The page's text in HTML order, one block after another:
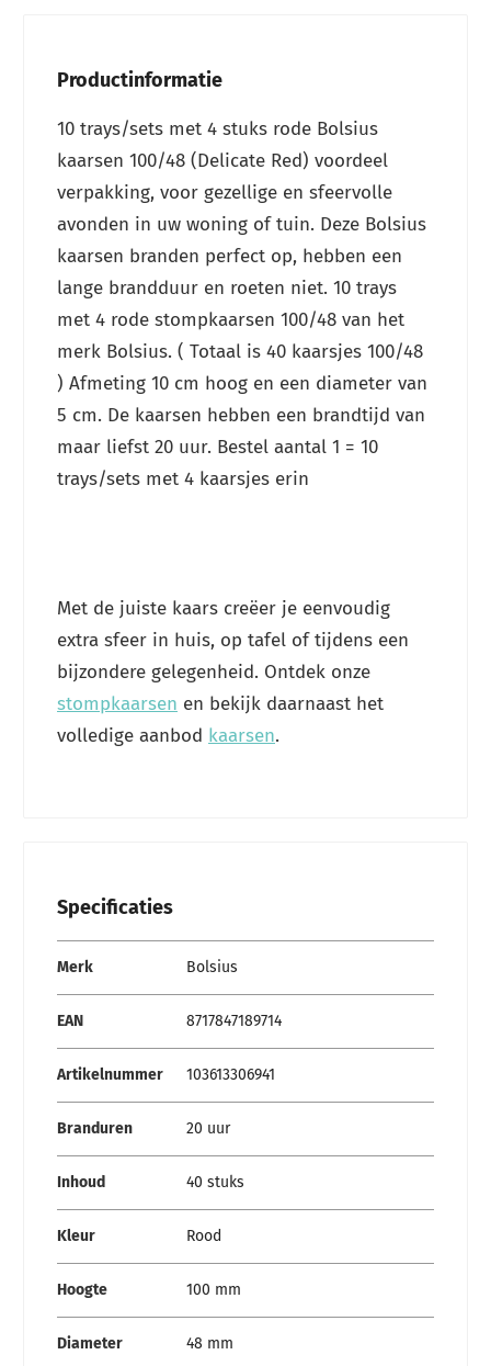
Productinformatie
10 trays/sets met 4 stuks rode Bolsius
kaarsen 100/48 (Delicate Red) voordeel
verpakking, voor gezellige en sfeervolle
avonden in uw woning of tuin. Deze Bolsius
kaarsen branden perfect op, hebben een
lange brandduur en roeten niet. 10 trays
met 4 rode stompkaarsen 100/48 van het
merk Bolsius. ( Totaal is 40 kaarsjes 100/48
) Afmeting 10 cm hoog en een diameter van
5 cm. De kaarsen hebben een brandtijd van
maar liefst 20 uur. Bestel aantal 1 = 10
trays/sets met 4 kaarsjes erin
Met de juiste kaars creëer je eenvoudig
extra sfeer in huis, op tafel of tijdens een
bijzondere gelegenheid. Ontdek onze
stompkaarsen en bekijk daarnaast het
volledige aanbod kaarsen.
Specificaties
Merk
Bolsius
EAN 8717847189714
Artikelnummer 103613306941
Branduren 20 uur
Inhoud 40 stuks
Kleur Rood
Hoogte 100 mm
Diameter 48 mm